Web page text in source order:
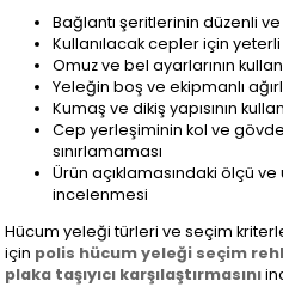
Bağlantı şeritlerinin düzenli
Kullanılacak cepler için yeterli
Omuz ve bel ayarlarının
Yeleğin boş ve ekipmanlı
Kumaş ve dikiş yapısının
Cep yerleşiminin kol ve
sınırlamaması
Ürün açıklamasındaki ölçü
incelenmesi
Hücum yeleği türleri ve seçim
için polis hücum yeleği seçim
plaka taşıyıcı karşılaştırmasını